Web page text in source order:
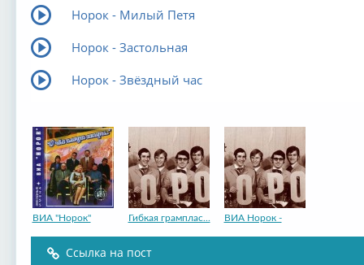
Норок - Милый Петя
Норок - Застольная
Норок - Звёздный час
ВИА "Норок" Гибкая грамплас... ВИА Норок -
Ссылка на пост